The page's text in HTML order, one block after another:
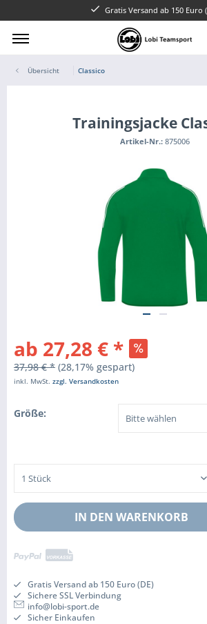
Gratis Versand ab 150 Euro
Übersicht Classico
Trainingsjacke
Artikel-Nr.: 875006
ab 27,28 € *
37,98 € * (28,17% gespart)
inkl. MwSt. zzgl. Versandkosten
Größe:
IN DEN WARENKORB
Gratis Versand ab 150 Euro (DE)
Sichere SSL Verbindung
info@lobi-sport.de
Sicher Einkaufen